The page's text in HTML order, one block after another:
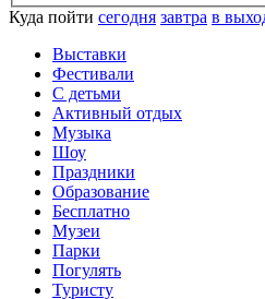
Куда пойти сегодня завтра в
Выставки
Фестивали
С детьми
Активный отдых
Музыка
Шоу
Праздники
Образование
Бесплатно
Музеи
Парки
Погулять
Туристу